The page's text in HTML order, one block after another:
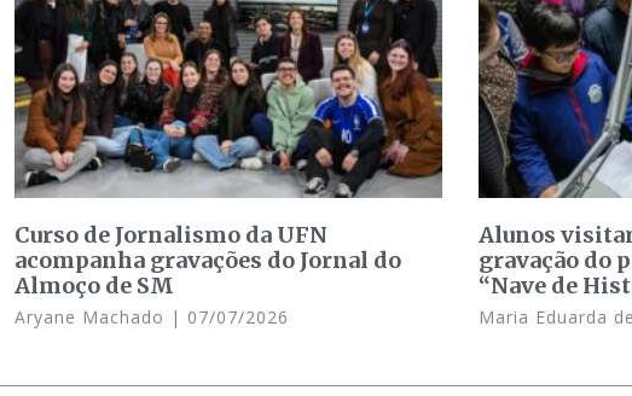
Curso de Jornalismo da UFN
acompanha gravações do Jornal do
Almoço de SM
Aryane Machado 07/07/2026
Alunos
gravação do
“Nave de
Maria Eduarda